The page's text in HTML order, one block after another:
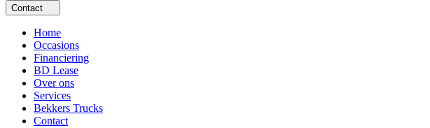
Contact
Home
Occasions
Financiering
BD Lease
Over ons
Services
Bekkers Trucks
Contact